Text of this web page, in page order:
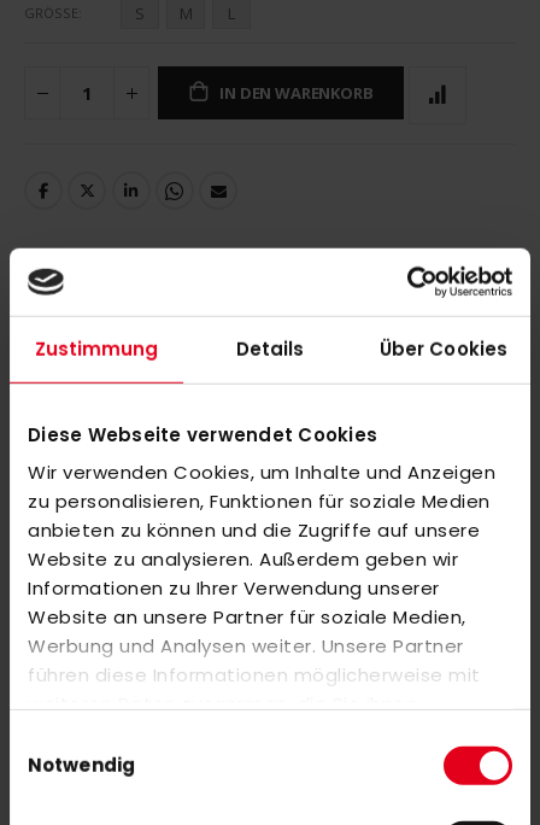
Zustimmung Details Über Cookies
Diese Webseite verwendet Cookies
Wir verwenden Cookies, um Inhalte und Anzeigen
zu personalisieren, Funktionen für soziale Medien
anbieten zu können und die Zugriffe auf unsere
Website zu analysieren. Außerdem geben wir
Informationen zu Ihrer Verwendung unserer
Website an unsere Partner für soziale Medien,
Werbung und Analysen weiter. Unsere Partner
führen diese Informationen möglicherweise mit
weiteren Daten zusammen, die Sie ihnen
Nutzung der Dienste gesammelt haben.
Notwendig
GRÖSSE S M L
IN DEN WARENKORB
DETAILS
adidas E 3S TEE black
BEWERTUNGEN
ÄHNLICHE PRODUKTE
Markieren Sie die Artikel, um Sie dem Warenkorb hinzuzufügen
adidas FLEXCLOUD 2.1 24/25 lightblue